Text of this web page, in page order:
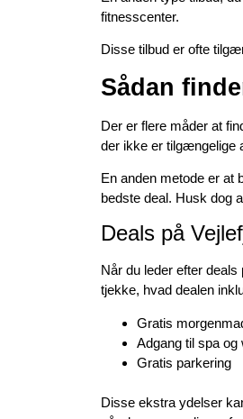
fitnesscenter.
Disse tilbud er ofte
Sådan
Der er flere måder at
der ikke er tilgængelige
En anden metode er at
bedste deal. Husk dog
Deals på
Når du leder efter
tjekke, hvad dealen
Gratis
Adgang til spa og
Gratis parkering
Disse ekstra ydelser